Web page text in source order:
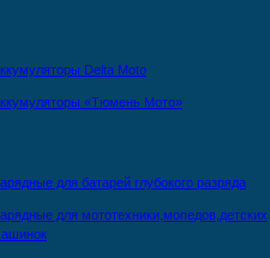
Delta Moto
«Тюмень Мото»
для батарей глубокого разряда
для мототехники,мопедов,детских